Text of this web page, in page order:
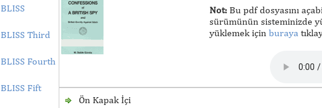
Third
Fourth
Fift
Not:Bu pdf dosyasını
sürümünün sisteminizde
yüklemek için buraya
Ön Kapak İçi